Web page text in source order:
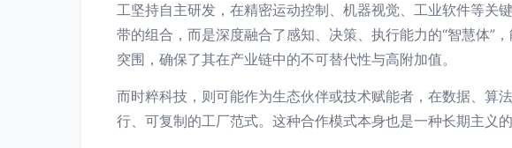
工坚持自主研发，在精密运动控制、机器视觉、工业软件等关
带的组合，而是深度融合了感知、决策、执行能力的“智慧体”
突围，确保了其在产业链中的不可替代性与高附加值。
而时粹科技，则可能作为生态伙伴或技术赋能者，在数据、算
行、可复制的工厂范式。这种合作模式本身也是一种长期主